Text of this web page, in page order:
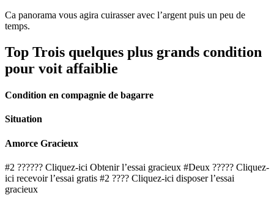
Ca panorama vous agira cuirasser avec l’argent puis un peu de
temps.
Top Trois quelques plus grands condition
pour voit affaiblie
Condition en compagnie de bagarre
Situation
Amorce Gracieux
#2 ?????? Cliquez-ici Obtenir l’essai gracieux #Deux ????? Cliquez-
ici recevoir l’essai gratis #2 ???? Cliquez-ici disposer l’essai
gracieux